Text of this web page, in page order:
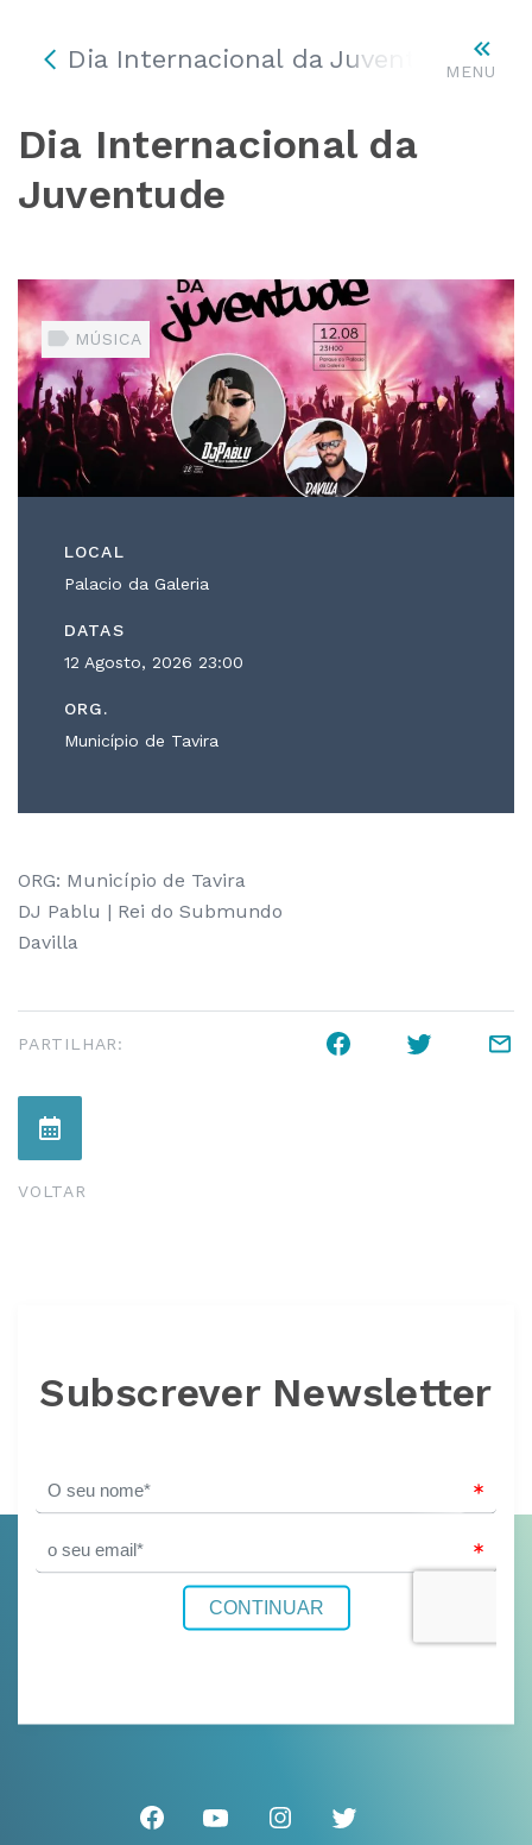
MENU
Dia Internacional da Juventude
Dia Internacional da
Juventude
MÚSICA
LOCAL
Palacio da Galeria
DATAS
12 Agosto, 2026 23:00
ORG.
Município de Tavira
ORG: Município de Tavira
DJ Pablu | Rei do Submundo
Davilla
PARTILHAR:
VOLTAR
Subscrever Newsletter